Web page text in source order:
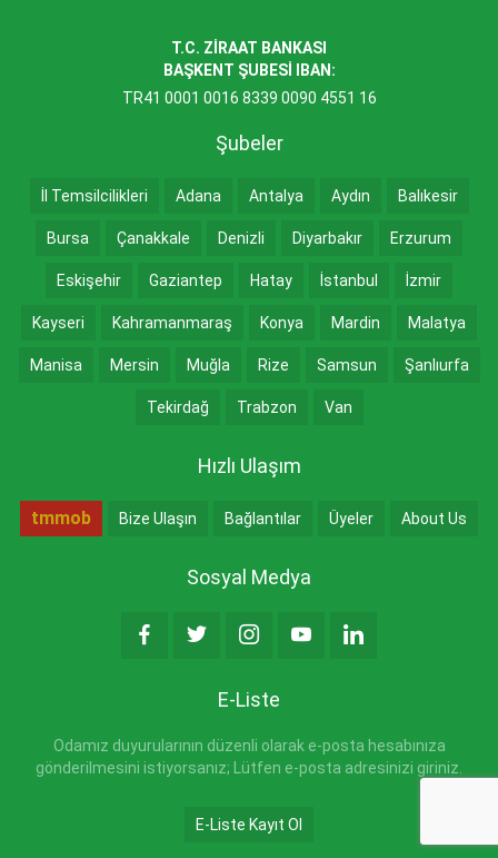
T.C. ZİRAAT BANKASI
BAŞKENT ŞUBESİ IBAN:
TR41 0001 0016 8339 0090 4551 16
Şubeler
İl Temsilcilikleri Adana Antalya Aydın Balıkesir
Bursa Çanakkale Denizli Diyarbakır Erzurum
Eskişehir Gaziantep Hatay İstanbul İzmir
Kayseri Kahramanmaraş Konya Mardin Malatya
Manisa Mersin Muğla Rize Samsun Şanlıurfa
Tekirdağ Trabzon Van
Hızlı Ulaşım
tmmob Bize Ulaşın Bağlantılar Üyeler About Us
Sosyal Medya
E-Liste
Odamız duyurularının düzenli olarak e-posta hesabınıza
gönderilmesini istiyorsanız; Lütfen e-posta adresinizi giriniz.
E-Liste Kayıt Ol